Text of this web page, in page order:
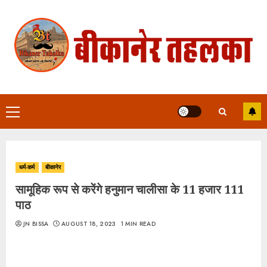
content
Primary
Menu
धर्म-कर्म बीकानेर
सामूहिक रूप से करेंगे हनुमान चालीसा के 11 हजार 111
पाठ
JN BISSA AUGUST 18, 2023 1 MIN READ